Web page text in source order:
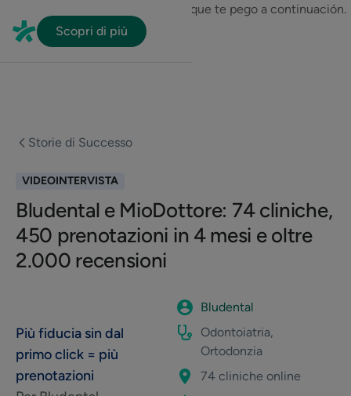
Scopri di più
En HubSpot tenemos otro código que te pego a continuación.
Storie di Successo
VIDEOINTERVISTA
Bludental e MioDottore: 74 cliniche,
450 prenotazioni in 4 mesi e oltre
2.000 recensioni
Più fiducia sin dal
primo click = più
prenotazioni
Bludental
Odontoiatria,
Ortodonzia
74 cliniche online